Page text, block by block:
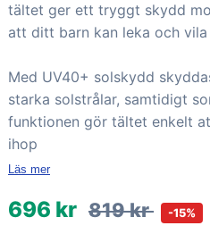
tältet ger ett tryggt skydd
att ditt barn kan leka och
Med UV40+ solskydd
starka solstrålar, samtidigt
funktionen gör tältet enkelt
ihop
Läs mer
696 kr 819 kr -15%